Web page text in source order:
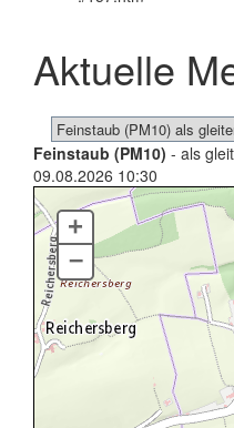
Aktuelle
Feinstaub (PM10) - als
09.08.2026 10:30
+
–